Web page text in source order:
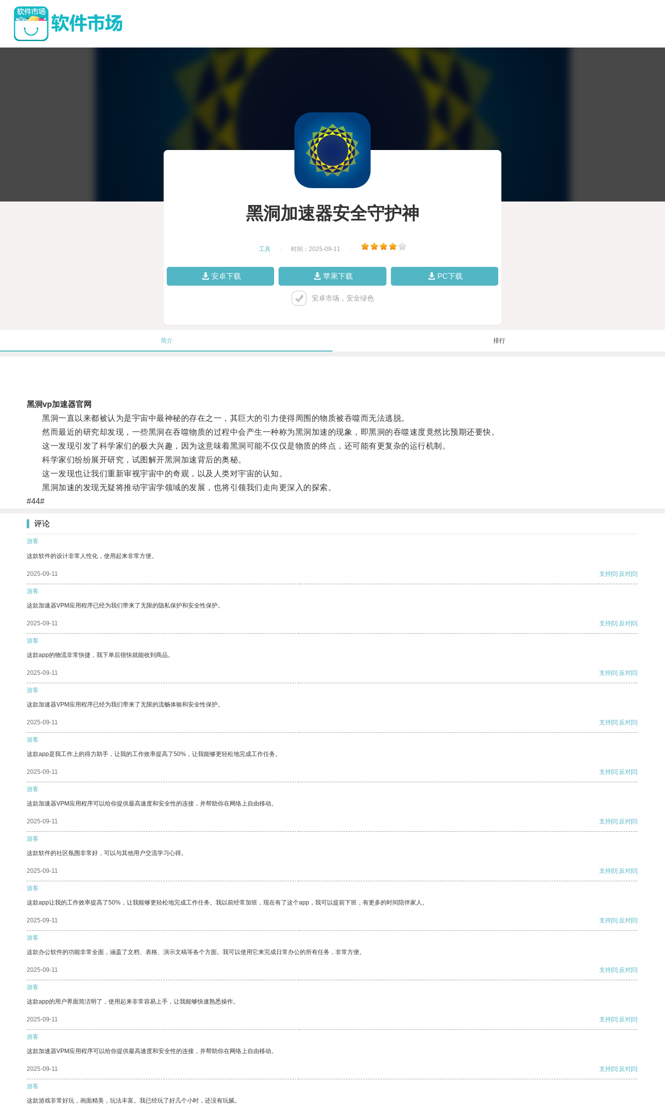
黑洞加速器安全守护神
工具 时间：2025-09-11
安卓下载 苹果下载 PC下载
安卓市场，安全绿色
简介 排行
黑洞vp加速器官网
黑洞一直以来都被认为是宇宙中最神秘的存在之一，其巨大的引力使得周围的物质被吞噬而无法逃脱。
然而最近的研究却发现，一些黑洞在吞噬物质的过程中会产生一种称为黑洞加速的现象，即黑洞的吞噬速度竟然比预期还要快。
这一发现引发了科学家们的极大兴趣，因为这意味着黑洞可能不仅仅是物质的终点，还可能有更复杂的运行机制。
科学家们纷纷展开研究，试图解开黑洞加速背后的奥秘。
这一发现也让我们重新审视宇宙中的奇观，以及人类对宇宙的认知。
黑洞加速的发现无疑将推动宇宙学领域的发展，也将引领我们走向更深入的探索。
#44#
评论
游客
这款软件的设计非常人性化，使用起来非常方便。
2025-09-11 支持[0] 反对[0]
游客
这款加速器VPM应用程序已经为我们带来了无限的隐私保护和安全性保护。
2025-09-11 支持[0] 反对[0]
游客
这款app的物流非常快捷，我下单后很快就能收到商品。
2025-09-11 支持[0] 反对[0]
游客
这款加速器VPM应用程序已经为我们带来了无限的流畅体验和安全性保护。
2025-09-11 支持[0] 反对[0]
游客
这款app是我工作上的得力助手，让我的工作效率提高了50%，让我能够更轻松地完成工作任务。
2025-09-11 支持[0] 反对[0]
游客
这款加速器VPM应用程序可以给你提供最高速度和安全性的连接，并帮助你在网络上自由移动。
2025-09-11 支持[0] 反对[0]
游客
这款软件的社区氛围非常好，可以与其他用户交流学习心得。
2025-09-11 支持[0] 反对[0]
游客
这款app让我的工作效率提高了50%，让我能够更轻松地完成工作任务。我以前经常加班，现在有了这个app，我可以提前下班，有更多的时间陪伴家人。
2025-09-11 支持[0] 反对[0]
游客
这款办公软件的功能非常全面，涵盖了文档、表格、演示文稿等各个方面。我可以使用它来完成日常办公的所有任务，非常方便。
2025-09-11 支持[0] 反对[0]
游客
这款app的用户界面简洁明了，使用起来非常容易上手，让我能够快速熟悉操作。
2025-09-11 支持[0] 反对[0]
游客
这款加速器VPM应用程序可以给你提供最高速度和安全性的连接，并帮助你在网络上自由移动。
2025-09-11 支持[0] 反对[0]
游客
这款游戏非常好玩，画面精美，玩法丰富。我已经玩了好几个小时，还没有玩腻。